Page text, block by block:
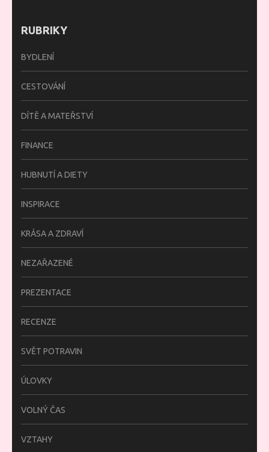
RUBRIKY
BYDLENÍ
CESTOVÁNÍ
DÍTĚ A MATEŘSTVÍ
FINANCE
HUBNUTÍ A DIETY
INSPIRACE
KRÁSA A ZDRAVÍ
NEZAŘAZENÉ
PREZENTACE
RECENZE
SVĚT POTRAVIN
ÚLOVKY
VOLNÝ ČAS
VZTAHY